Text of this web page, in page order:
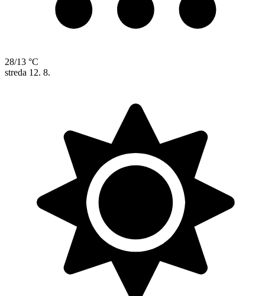
28/13 °C
streda 12. 8.